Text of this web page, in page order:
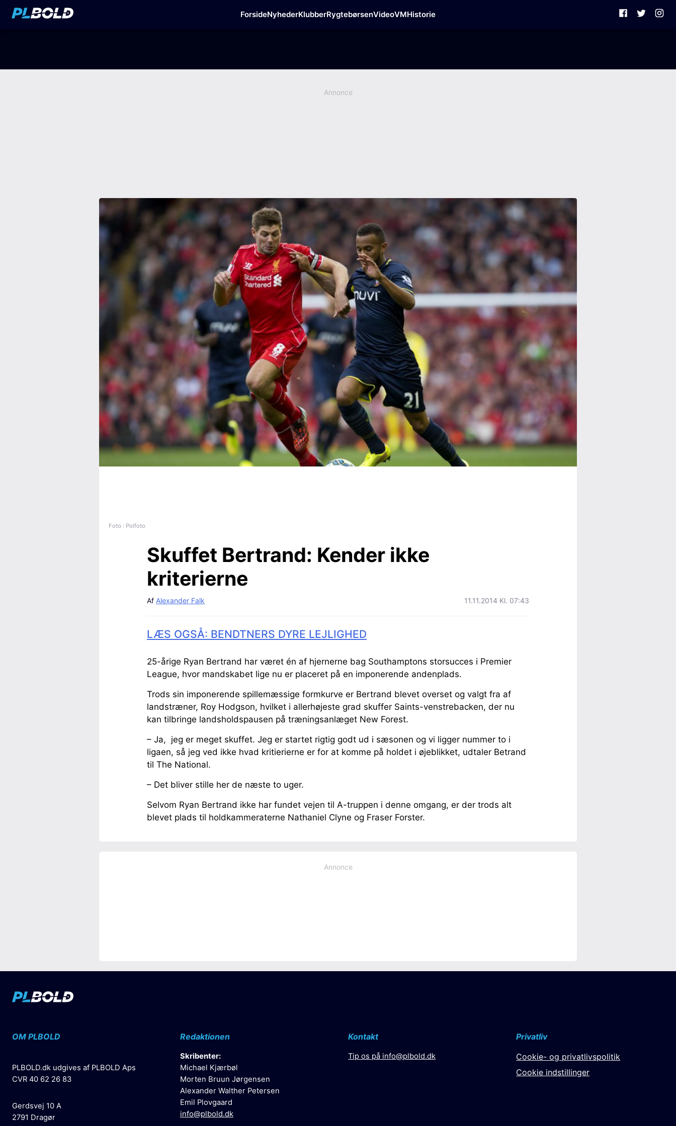
ForsideNyhederKlubberRygtebørsenVideoVMHistorie
Annonce
Foto : Polfoto
Skuffet Bertrand: Kender ikke
kriterierne
Af Alexander Falk 11.11.2014 Kl. 07:43
LÆS OGSÅ: BENDTNERS DYRE LEJLIGHED
25-årige Ryan Bertrand har været én af hjernerne bag Southamptons storsucces i Premier
League, hvor mandskabet lige nu er placeret på en imponerende andenplads.
Trods sin imponerende spillemæssige formkurve er Bertrand blevet overset og valgt fra af
landstræner, Roy Hodgson, hvilket i allerhøjeste grad skuffer Saints-venstrebacken, der nu
kan tilbringe landsholdspausen på træningsanlæget New Forest.
– Ja, jeg er meget skuffet. Jeg er startet rigtig godt ud i sæsonen og vi ligger nummer to i
ligaen, så jeg ved ikke hvad kritierierne er for at komme på holdet i øjeblikket, udtaler Betrand
til The National.
– Det bliver stille her de næste to uger.
Selvom Ryan Bertrand ikke har fundet vejen til A-truppen i denne omgang, er der trods alt
blevet plads til holdkammeraterne Nathaniel Clyne og Fraser Forster.
Annonce
OM PLBOLD
PLBOLD.dk udgives af PLBOLD Aps
CVR 40 62 26 83
Gerdsvej 10 A
2791 Dragør
Redaktionen
Skribenter:
Michael Kjærbøl
Morten Bruun Jørgensen
Alexander Walther Petersen
Emil Plovgaard
info@plbold.dk
Kontakt
Tip os på info@plbold.dk
Privatliv
Cookie- og privatlivspolitik
Cookie indstillinger